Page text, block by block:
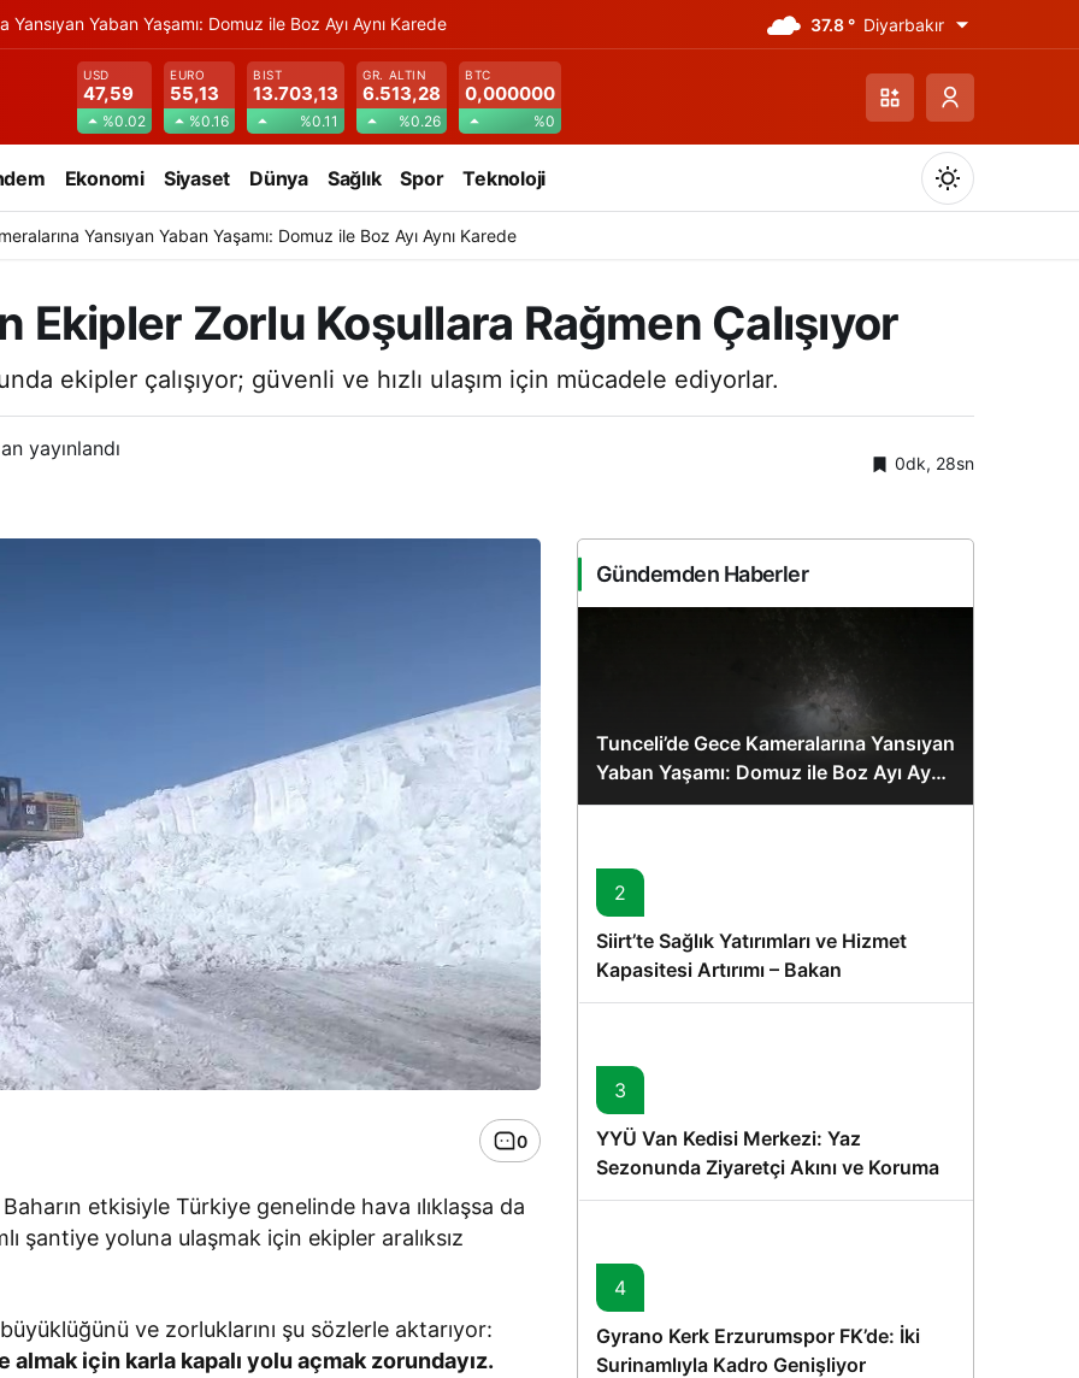
Yansıyan Yaban Yaşamı: Domuz ile Boz Ayı Aynı Karede 37.8 ° Diyarbakır
USD
47,59
%0.02
EURO
55,13
%0.16
BIST
13.703,13
%0.11
GR. ALTIN
6.513,28
%0.26
BTC
0,000000
%0
Ekonomi Siyaset Dünya Sağlık Spor Teknoloji
Gündüz Modu
Gündüz modunu seçin.
Sistem Modu
Sistem modunu seçin.
Yansıyan Yaban Yaşamı: Domuz ile Boz Ayı Aynı Karede
Ekipler Zorlu Koşullara Rağmen Çalışıyor
ekipler çalışıyor; güvenli ve hızlı ulaşım için mücadele ediyorlar.
yayınlandı
0dk, 28sn
0
etkisiyle Türkiye genelinde hava ılıklaşsa da
şantiye yoluna ulaşmak için ekipler aralıksız
ve zorluklarını şu sözlerle aktarıyor:
için karla kapalı yolu açmak zorundayız.
Gündemden Haberler
Tunceli’de Gece Kameralarına Yansıyan
Yaban Yaşamı: Domuz ile Boz Ayı Aynı
Karede
2
Siirt’te Sağlık Yatırımları ve Hizmet
Kapasitesi Artırımı – Bakan
Memişoğlu’nun Ziyareti
3
YYÜ Van Kedisi Merkezi: Yaz
Sezonunda Ziyaretçi Akını ve Koruma
Vurgusu
4
Gyrano Kerk Erzurumspor FK’de: İki
Surinamlıyla Kadro Genişliyor